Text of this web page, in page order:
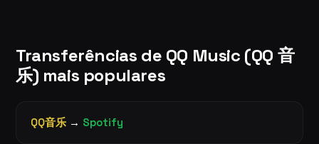
Transferências de QQ Music (QQ 音
乐) mais populares
QQ音乐 → Spotify